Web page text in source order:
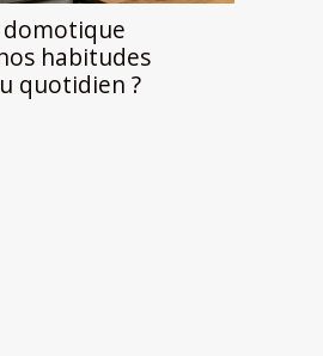
habitudes
quotidien ?